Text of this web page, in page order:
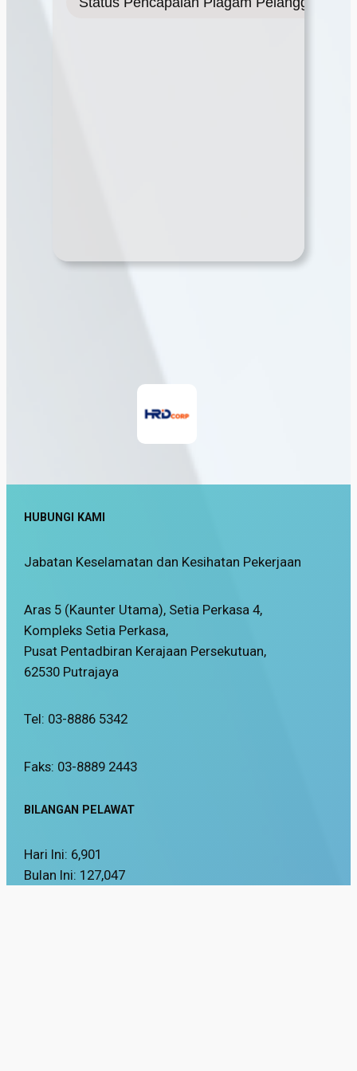
Pelanggan 2024
Pelanggan 2024
Pelanggan
HUBUNGI KAMI
Jabatan Keselamatan dan Kesihatan Pekerjaan
Aras 5 (Kaunter Utama), Setia Perkasa 4,
Kompleks Setia Perkasa,
Pusat Pentadbiran Kerajaan Persekutuan,
62530 Putrajaya
Tel: 03-8886 5342
Faks: 03-8889 2443
BILANGAN PELAWAT
Hari Ini: 6,901
Bulan Ini: 127,047